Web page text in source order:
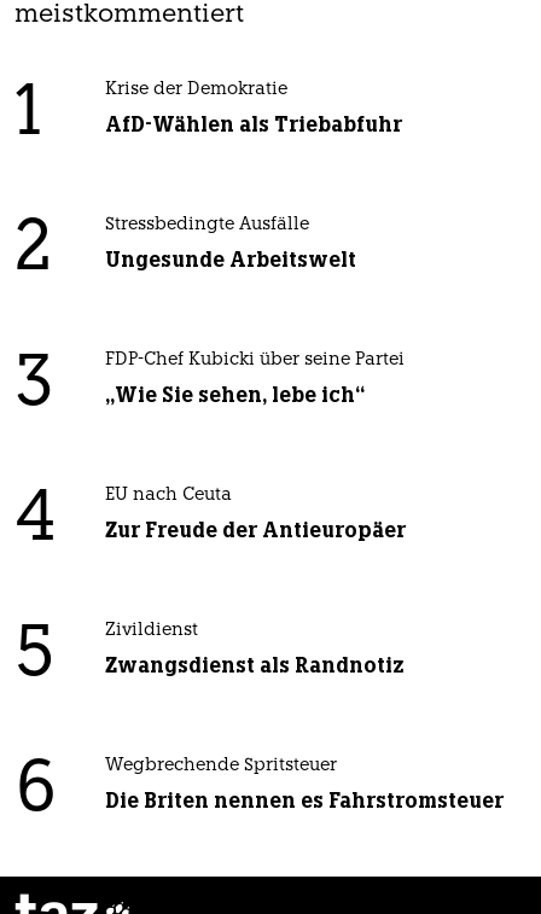
meistkommentiert
1 Krise der Demokratie
AfD-Wählen als Triebabfuhr
2 Stressbedingte Ausfälle
Ungesunde Arbeitswelt
3 FDP-Chef Kubicki über seine Partei
„Wie Sie sehen, lebe ich“
4 EU nach Ceuta
Zur Freude der Antieuropäer
5 Zivildienst
Zwangsdienst als Randnotiz
6 Wegbrechende Spritsteuer
Die Briten nennen es Fahrstromsteuer